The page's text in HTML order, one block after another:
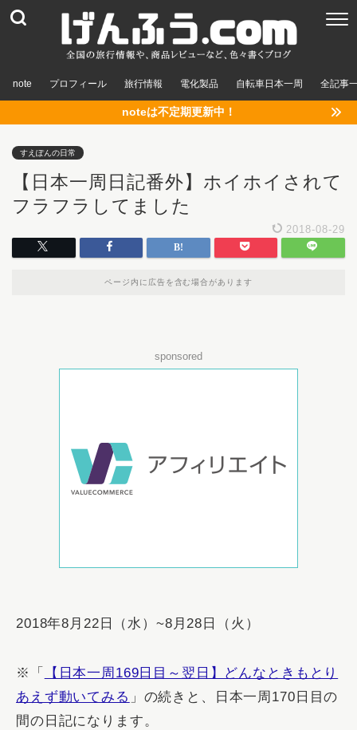
note プロフィール 旅行情報 電化製品 自転車日本一周 全記事
noteは不定期更新中！
すえぽんの日常
【日本一周日記番外】ホイホイされて
フラフラしてました
2018-08-29
ページ内に広告を含む場合があります
sponsored
2018年8月22日（水）~8月28日（火）
※「
【日本一周169日目～翌日】どんなときもとり
あえず動いてみる 」の続きと、日本一周170日目の
間の日記になります。